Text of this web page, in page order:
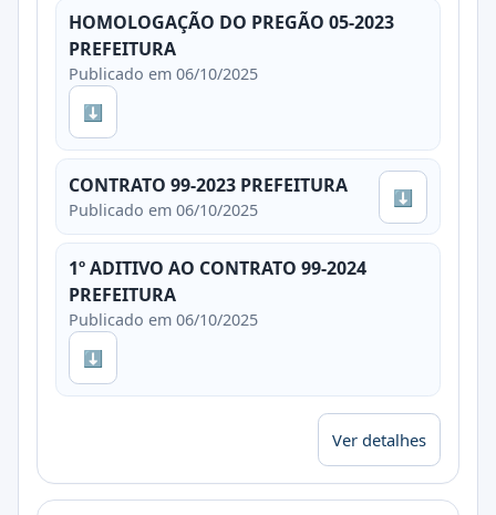
HOMOLOGAÇÃO DO PREGÃO 05-2023
PREFEITURA
Publicado em 06/10/2025
⬇
CONTRATO 99-2023 PREFEITURA
Publicado em 06/10/2025
⬇
1º ADITIVO AO CONTRATO 99-2024
PREFEITURA
Publicado em 06/10/2025
⬇
Ver detalhes